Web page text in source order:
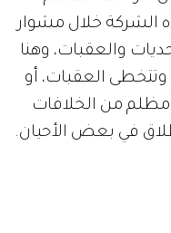
الشركة خلال مشوار
والعقبات، وهنا
العقبات، أو
مظلم من الخلافات
في بعض الأحيان.